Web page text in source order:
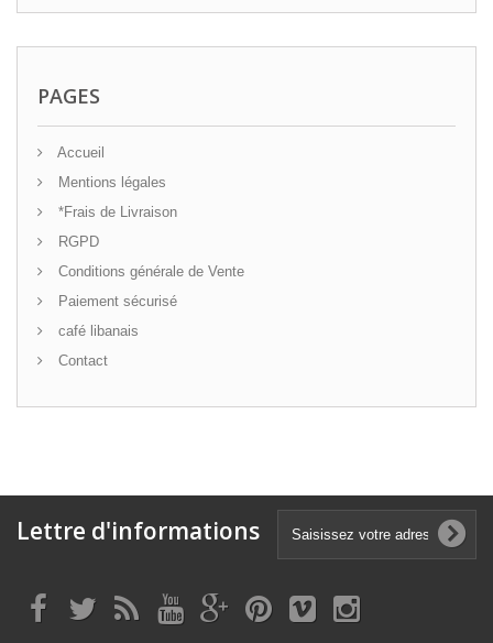
PAGES
Accueil
Mentions légales
*Frais de Livraison
RGPD
Conditions générale de Vente
Paiement sécurisé
café libanais
Contact
Lettre d'informations